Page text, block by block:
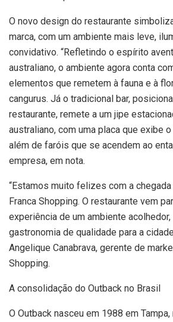
O novo design do restaurante
marca, com um ambiente mais leve,
convidativo. “Refletindo o espírito
australiano, o ambiente agora conta
elementos que remetem à fauna e à
cangurus. Já o tradicional bar,
restaurante, remete a um jipe
australiano, com uma placa que exibe
além de faróis que se acendem ao
empresa, em nota.
“Estamos muito felizes com a chegada
Franca Shopping. O restaurante vem
experiência de um ambiente
gastronomia de qualidade para a
Angelique Canabrava, gerente de
Shopping.
A consolidação do Outback no Brasil
O Outback nasceu em 1988 em Tampa,